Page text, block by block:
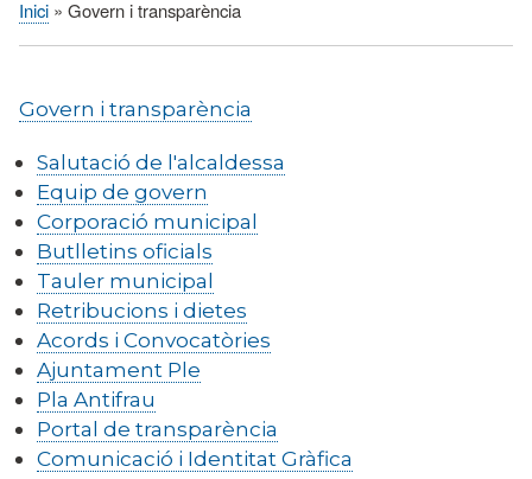
Fil
Inici Govern i transparència
Govern i transparència
Salutació de l'alcaldessa
Equip de govern
Corporació municipal
Butlletins oficials
Tauler municipal
Retribucions i dietes
Acords i Convocatòries
Ajuntament Ple
Pla Antifrau
Portal de transparència
Comunicació i Identitat Gràfica